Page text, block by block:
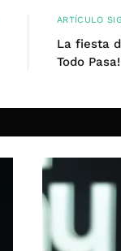
ARTÍCULO
La fiesta
Todo Pasa!